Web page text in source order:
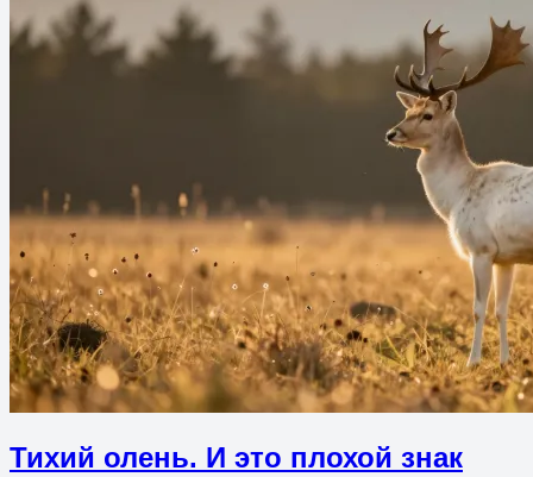
Тихий олень. И это плохой знак